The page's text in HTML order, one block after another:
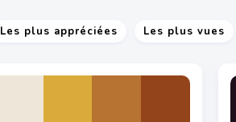
Les plus appréciées Les plus vues